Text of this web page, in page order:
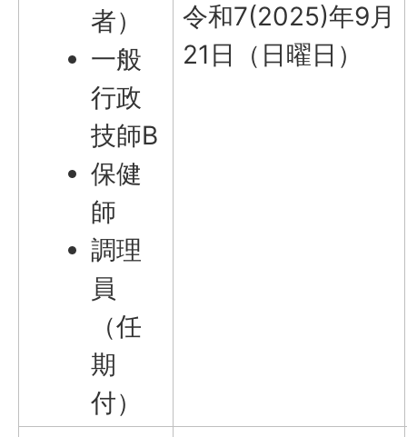
者）
一般
行政
技師B
保健
師
調理
員
（任
期
付）
令和7(2025)年9月
21日（日曜日）